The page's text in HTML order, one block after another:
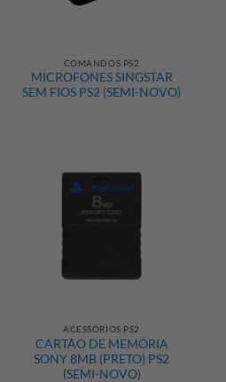
COMANDOS PS2
MICROFONES SINGSTAR
SEM FIOS PS2 (SEMI-NOVO)
ACESSÓRIOS PS2
CARTÃO DE MEMÓRIA
SONY 8MB (PRETO) PS2
(SEMI-NOVO)